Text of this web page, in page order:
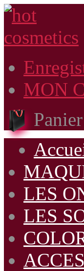
MON
LES
LES